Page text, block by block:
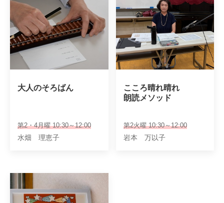
大人のそろばん
第2・4月曜 10:30～12:00
水畑 理恵子
こころ晴れ晴れ
朗読メソッド
第2火曜 10:30～12:00
岩本 万以子